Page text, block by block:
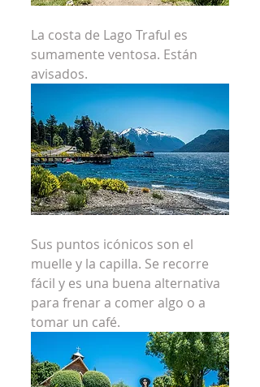
La costa de Lago Traful es
sumamente ventosa. Están
avisados.
Sus puntos icónicos son el
muelle y la capilla. Se recorre
fácil y es una buena alternativa
para frenar a comer algo o a
tomar un café.